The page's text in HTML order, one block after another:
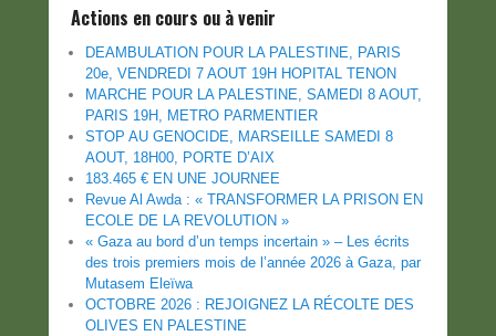
Actions en cours ou à venir
DEAMBULATION POUR LA PALESTINE, PARIS
20e, VENDREDI 7 AOUT 19H HOPITAL TENON
MARCHE POUR LA PALESTINE, SAMEDI 8 AOUT,
PARIS 19H, METRO PARMENTIER
STOP AU GENOCIDE, MARSEILLE SAMEDI 8
AOUT, 18H00, PORTE D’AIX
183.465 € EN UNE JOURNEE
Revue Al Awda : « TRANSFORMER LA PRISON EN
ECOLE DE LA REVOLUTION »
« Gaza au bord d’un temps incertain » – Les écrits
des trois premiers mois de l’année 2026 à Gaza, par
Mutasem Eleïwa
OCTOBRE 2026 : REJOIGNEZ LA RÉCOLTE DES
OLIVES EN PALESTINE